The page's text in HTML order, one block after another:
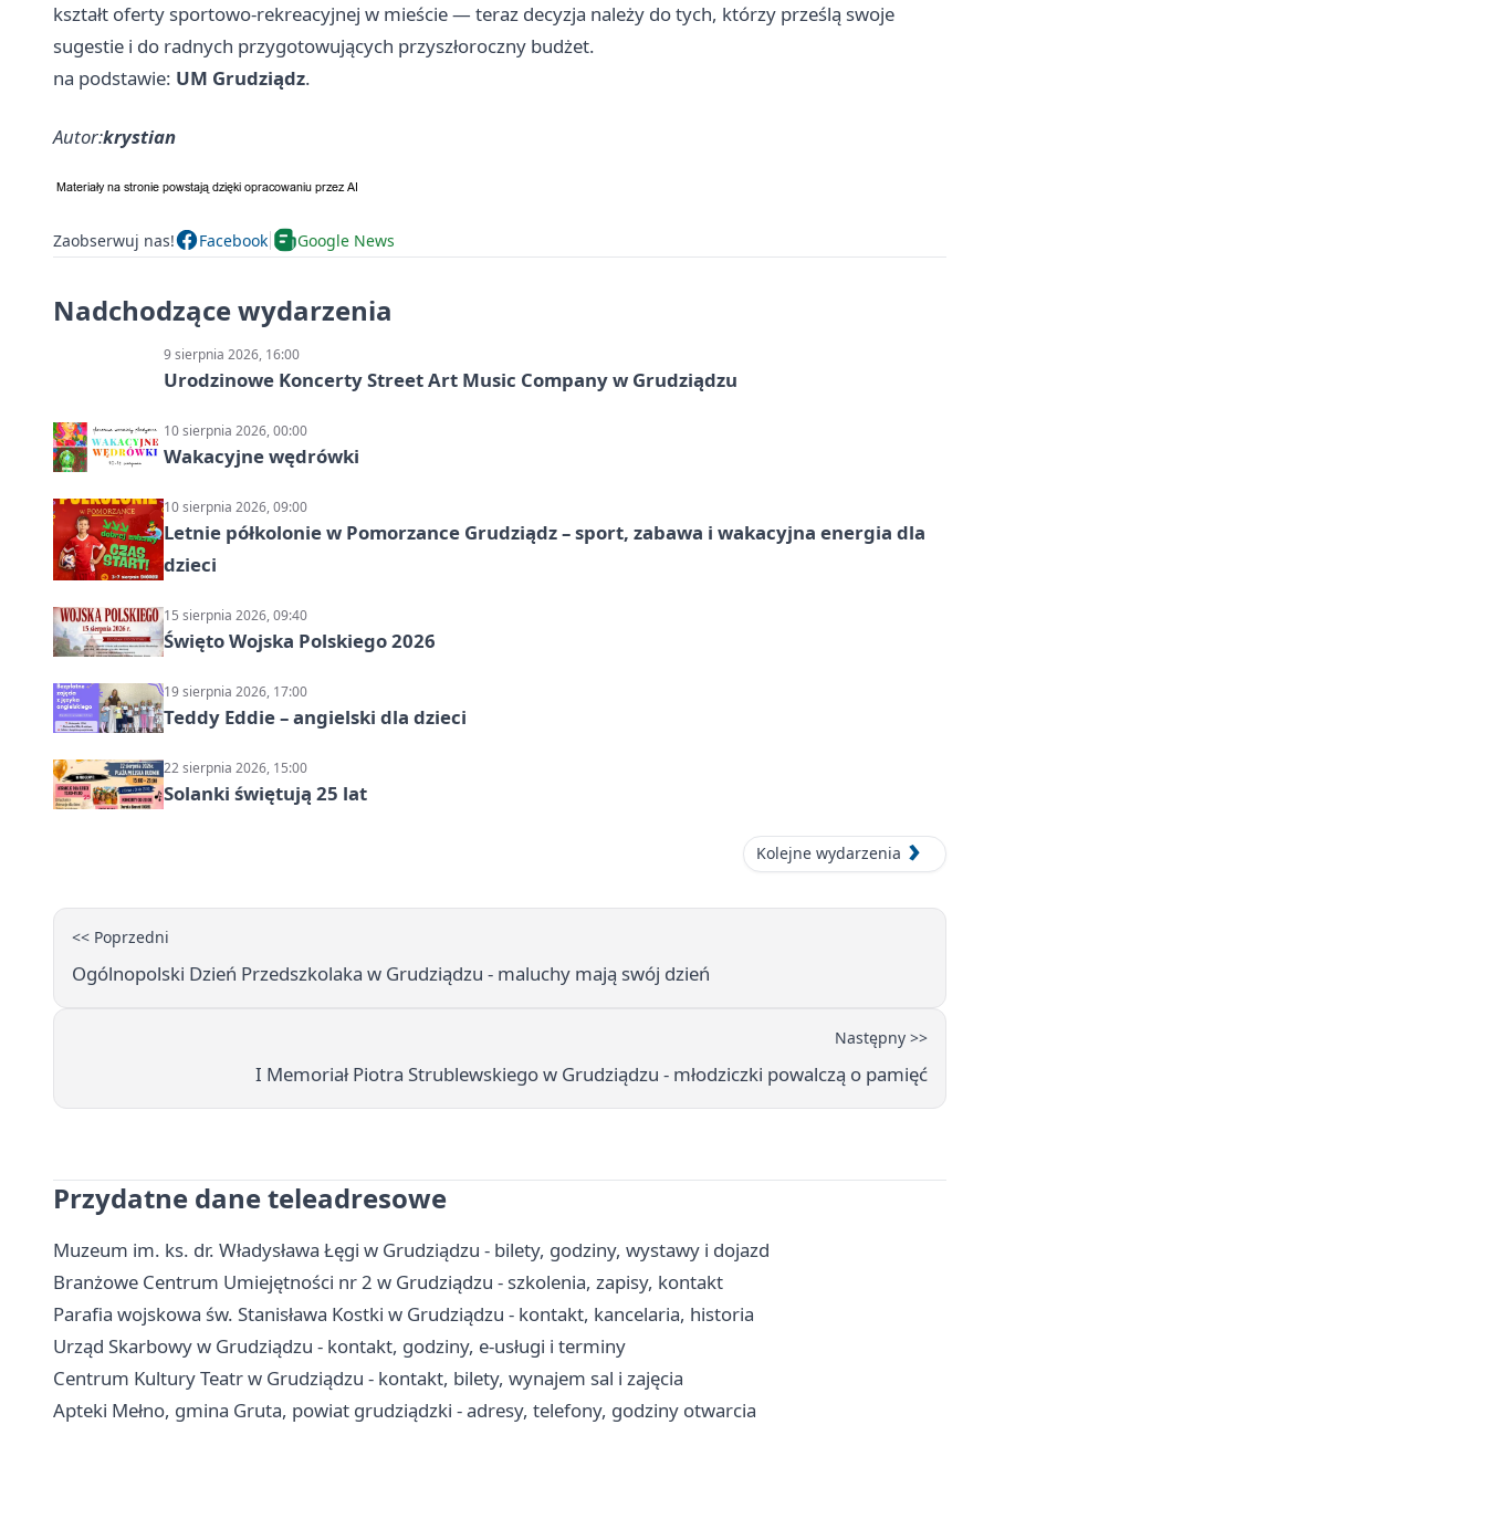
kształt oferty sportowo-rekreacyjnej w mieście — teraz decyzja należy do tych, którzy prześlą swoje
sugestie i do radnych przygotowujących przyszłoroczny budżet.
na podstawie: UM Grudziądz.
Autor:krystian
Zaobserwuj nas! Facebook Google News
Nadchodzące wydarzenia
9 sierpnia 2026, 16:00
Urodzinowe Koncerty Street Art Music Company w Grudziądzu
10 sierpnia 2026, 00:00
Wakacyjne wędrówki
10 sierpnia 2026, 09:00
Letnie półkolonie w Pomorzance Grudziądz – sport, zabawa i wakacyjna energia dla
dzieci
15 sierpnia 2026, 09:40
Święto Wojska Polskiego 2026
19 sierpnia 2026, 17:00
Teddy Eddie – angielski dla dzieci
22 sierpnia 2026, 15:00
Solanki świętują 25 lat
Kolejne wydarzenia
<< Poprzedni
Ogólnopolski Dzień Przedszkolaka w Grudziądzu - maluchy mają swój dzień
Następny >>
I Memoriał Piotra Strublewskiego w Grudziądzu - młodziczki powalczą o pamięć
Przydatne dane teleadresowe
Muzeum im. ks. dr. Władysława Łęgi w Grudziądzu - bilety, godziny, wystawy i dojazd
Branżowe Centrum Umiejętności nr 2 w Grudziądzu - szkolenia, zapisy, kontakt
Parafia wojskowa św. Stanisława Kostki w Grudziądzu - kontakt, kancelaria, historia
Urząd Skarbowy w Grudziądzu - kontakt, godziny, e-usługi i terminy
Centrum Kultury Teatr w Grudziądzu - kontakt, bilety, wynajem sal i zajęcia
Apteki Mełno, gmina Gruta, powiat grudziądzki - adresy, telefony, godziny otwarcia